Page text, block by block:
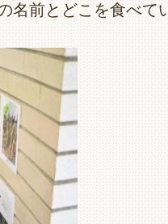
名前とどこを食べて